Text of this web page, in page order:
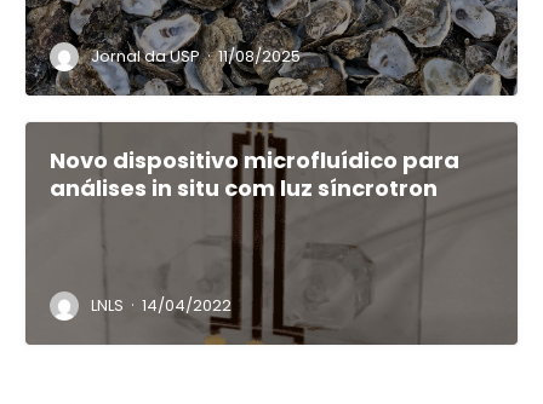
Jornal da USP · 11/08/2025
Novo dispositivo microfluídico para
análises in situ com luz síncrotron
LNLS · 14/04/2022